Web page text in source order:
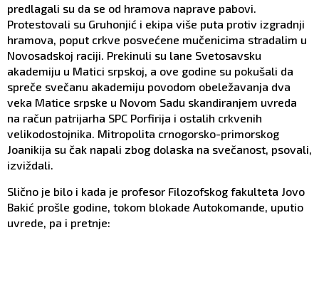
predlagali su da se od hramova naprave pabovi.
Protestovali su Gruhonjić i ekipa više puta protiv izgradnji
hramova, poput crkve posvećene mučenicima stradalim u
Novosadskoj raciji. Prekinuli su lane Svetosavsku
akademiju u Matici srpskoj, a ove godine su pokušali da
spreče svečanu akademiju povodom obeležavanja dva
veka Matice srpske u Novom Sadu skandiranjem uvreda
na račun patrijarha SPC Porfirija i ostalih crkvenih
velikodostojnika. Mitropolita crnogorsko-primorskog
Joanikija su čak napali zbog dolaska na svečanost, psovali,
izviždali.
Slično je bilo i kada je profesor Filozofskog fakulteta Jovo
Bakić prošle godine, tokom blokade Autokomande, uputio
uvrede, pa i pretnje: